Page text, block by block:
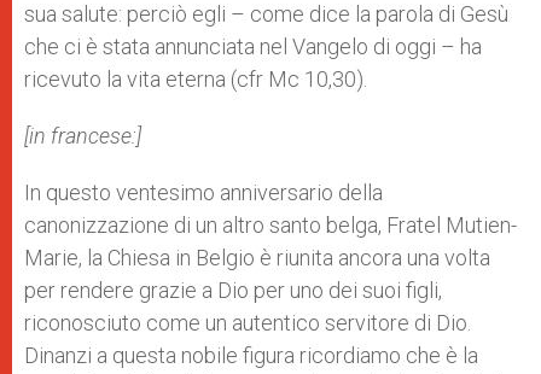
sua salute: perciò egli – come dice la parola di Gesù
che ci è stata annunciata nel Vangelo di oggi – ha
ricevuto la vita eterna (cfr Mc 10,30).
[in francese:]
In questo ventesimo anniversario della
canonizzazione di un altro santo belga, Fratel Mutien-
Marie, la Chiesa in Belgio è riunita ancora una volta
per rendere grazie a Dio per uno dei suoi figli,
riconosciuto come un autentico servitore di Dio.
Dinanzi a questa nobile figura ricordiamo che è la